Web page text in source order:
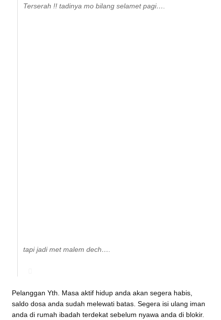
Terserah !! tadinya mo bilang selamet pagi….
tapi jadi met malem dech….
Pelanggan Yth. Masa aktif hidup anda akan segera habis,
saldo dosa anda sudah melewati batas. Segera isi ulang iman
anda di rumah ibadah terdekat sebelum nyawa anda di blokir.